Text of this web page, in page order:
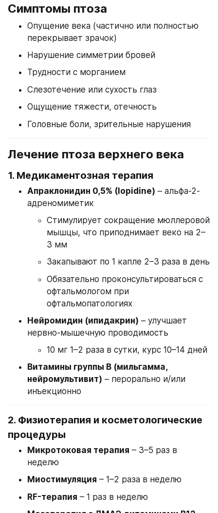
Симптомы птоза
Опущение века (частично или полностью
перекрывает зрачок)
Нарушение симметрии бровей
Трудности с морганием
Слезотечение или сухость глаз
Ощущение тяжести, отечность
Головные боли, зрительные нарушения
Лечение птоза верхнего века
1. Медикаментозная терапия
Апраклонидин 0,5% (Iopidine) – альфа-2-
адреномиметик
Стимулирует сокращение мюллеровой
мышцы, что приподнимает веко на 2–
3 мм
Закапывают по 1 капле 2–3 раза в день
Обязательно проконсультироваться с
офтальмологом при
офтальмопатологиях
Нейромидин (ипидакрин) – улучшает
нервно-мышечную проводимость
10 мг 1–2 раза в сутки, курс 10–14 дней
Витамины группы В (мильгамма,
нейромультивит) – перорально и/или
инъекционно
2. Физиотерапия и косметологические
процедуры
Микротоковая терапия – 3–5 раз в
неделю
Миостимуляция – 1–2 раза в неделю
RF-терапия – 1 раз в неделю